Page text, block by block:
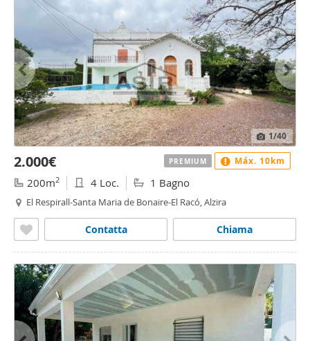
1/40
2.000€
200m2 4 Loc. 1 Bagno
El Respirall-Santa Maria de Bonaire-El Racó, Alzira
Chiama
Contatta
PREMIUM Máx. 10km